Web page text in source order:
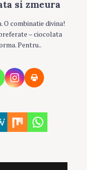
si zmeura
combinatie divina!
– ciocolata
Pentru..